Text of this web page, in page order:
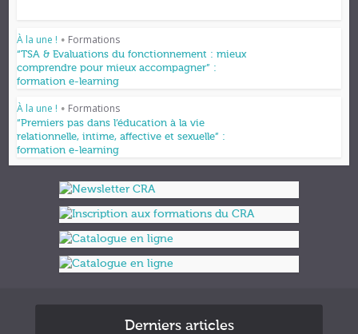
À la une ! • Formations
“TSA & Evaluations du fonctionnement : mieux
comprendre pour mieux accompagner” :
formation e-learning
À la une ! • Formations
“Premiers pas dans l’éducation à la vie
relationnelle, intime, affective et sexuelle” :
formation e-learning
Derniers articles